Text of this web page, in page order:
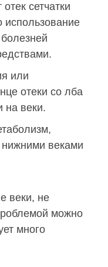
сетчатки
использование
или
отеки со лба
на веки.
нижними веками
веки, не
можно
много